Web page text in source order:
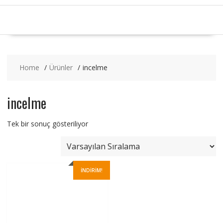
Home Ürünler incelme
incelme
Tek bir sonuç gösteriliyor
İNDIRIM!